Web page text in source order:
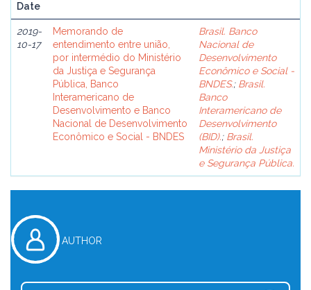
Date
2019-
10-17
Memorando de
entendimento entre união,
por intermédio do Ministério
da Justiça e Segurança
Pública, Banco
Interamericano de
Desenvolvimento e Banco
Nacional de Desenvolvimento
Econômico e Social - BNDES
Brasil. Banco
Nacional de
Desenvolvimento
Econômico e Social -
BNDES.; Brasil.
Banco
Interamericano de
Desenvolvimento
(BID).; Brasil.
Ministério da Justiça
e Segurança Pública.
AUTHOR